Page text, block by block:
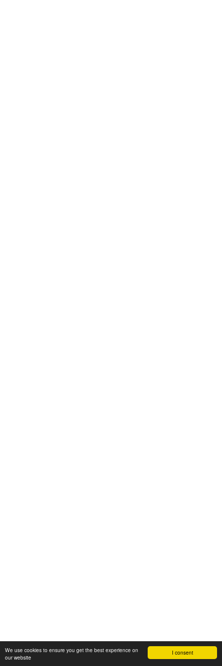
I consent
We use cookies to ensure you get the best experience on
our website